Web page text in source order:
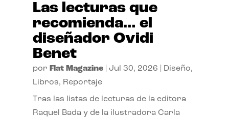
Las lecturas que
recomienda… el
diseñador Ovidi
Benet
por Flat Magazine| Jul 30, 2026 Diseño,
Libros, Reportaje
Tras las listas de lecturas de la editora
Raquel Bada y de la ilustradora Carla